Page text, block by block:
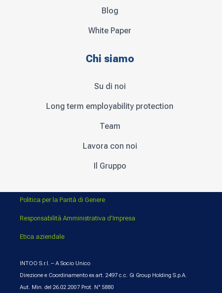
Blog
White Paper
Chi siamo
Su di noi
Long term employability protection
Team
Lavora con noi
Il Gruppo
Politica per la Parità di Genere
Responsabilità Amministrativa d’Impresa
Etica aziendale
INTOO S.r.l. – A Socio Unico
Direzione e Coordinamento ex art. 2497 c.c. Gi Group Holding S.p.A.
Aut. Min. del 26.02.2007 Prot. N° 5880